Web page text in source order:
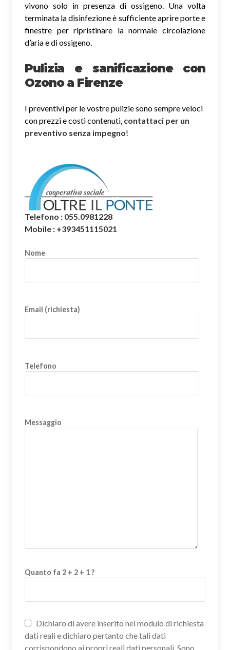
vivono solo in presenza di ossigeno. Una volta
terminata la disinfezione è sufficiente aprire porte e
finestre per ripristinare la normale circolazione
d’aria e di ossigeno.
Pulizia e sanificazione con
Ozono a Firenze
I preventivi per le vostre pulizie sono sempre veloci
con prezzi e costi contenuti, contattaci per un
preventivo senza impegno!
Telefono : 055.0981228
Mobile : +393451115021
Nome
Email (richiesta)
Telefono
Messaggio
Quanto fa 2 + 2 + 1 ?
Dichiaro di avere inserito nel modulo di richiesta
dati reali e dichiaro pertanto che tali dati
corrispondono ai propri reali dati personali. Sono